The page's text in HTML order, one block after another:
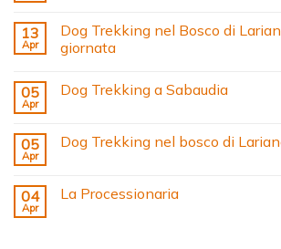
13
Apr
Dog Trekking nel Bosco di
giornata
05
Apr
Dog Trekking a Sabaudia
05
Apr
Dog Trekking nel bosco di
04
Apr
La Processionaria